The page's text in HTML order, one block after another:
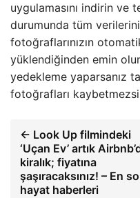
uygulamasını indirin ve
durumunda tüm
fotoğraflarınızın
yüklendiğinden emin
yedekleme yaparsanız
fotoğrafları
← Look Up filmindeki
‘Uçan Ev’ artık
kiralık; fiyatına
şaşıracaksınız! – En
hayat haberleri